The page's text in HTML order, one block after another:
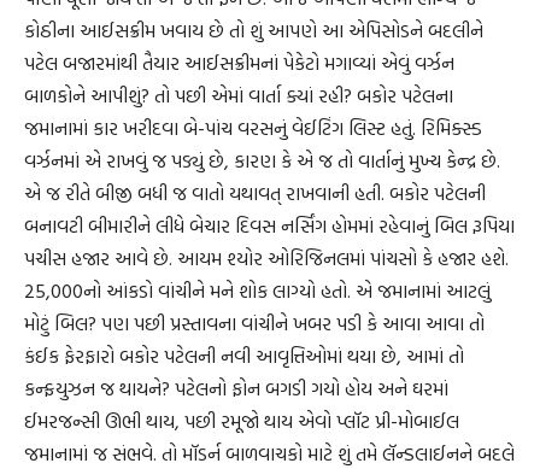
કોઠીના આઈસક્રીમ ખવાય છે તો શું આપણે આ એપિસોડને બદલીને
પટેલ બજારમાંથી તૈયાર આઈસક્રીમનાં પેકેટો મગાવ્યાં એવું વર્ઝન
બાળકોને આપીશું? તો પછી એમાં વાર્તા ક્યાં રહી? બકોર પટેલના
જમાનામાં કાર ખરીદવા બે-પાંચ વરસનું વેઈટિંગ લિસ્ટ હતું. રિમિક્સ્ડ
વર્ઝનમાં એ રાખવું જ પડ્યું છે, કારણ કે એ જ તો વાર્તાનું મુખ્ય કેન્દ્ર છે.
એ જ રીતે બીજી બધી જ વાતો યથાવત્ રાખવાની હતી. બકોર પટેલની
બનાવટી બીમારીને લીધે બેચાર દિવસ નર્સિંગ હોમમાં રહેવાનું બિલ રૂપિયા
પચીસ હજાર આવે છે. આયમ શ્યોર ઓરિજિનલમાં પાંચસો કે હજાર હશે.
25,000નો આંકડો વાંચીને મને શોક લાગ્યો હતો. એ જમાનામાં આટલું
મોટું બિલ? પણ પછી પ્રસ્તાવના વાંચીને ખબર પડી કે આવા આવા તો
કંઈક ફેરફારો બકોર પટેલની નવી આવૃત્તિઓમાં થયા છે, આમાં તો
કન્ફયુઝન જ થાયને? પટેલનો ફોન બગડી ગયો હોય અને ઘરમાં
ઈમરજન્સી ઊભી થાય, પછી રમૂજો થાય એવો પ્લૉટ પ્રી-મોબાઈલ
જમાનામાં જ સંભવે. તો મૉડર્ન બાળવાચકો માટે શું તમે લૅન્ડલાઈનને બદલે